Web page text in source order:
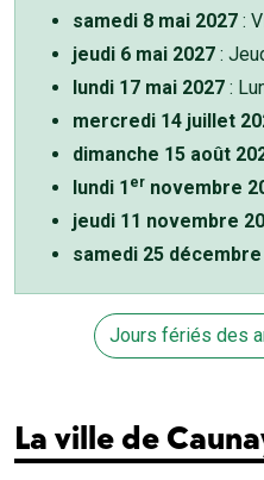
samedi 8 mai 2027 :
jeudi 6 mai 2027 :
lundi 17 mai 2027 :
mercredi 14 juillet
dimanche 15 août
lundi 1 er novembre
jeudi 11 novembre
samedi 25
Jours fériés des
La ville de